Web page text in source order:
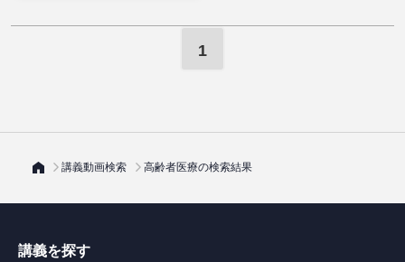
1
講義動画検索 高齢者医療の検索結果
講義を探す